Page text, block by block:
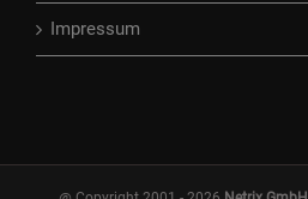
Impressum